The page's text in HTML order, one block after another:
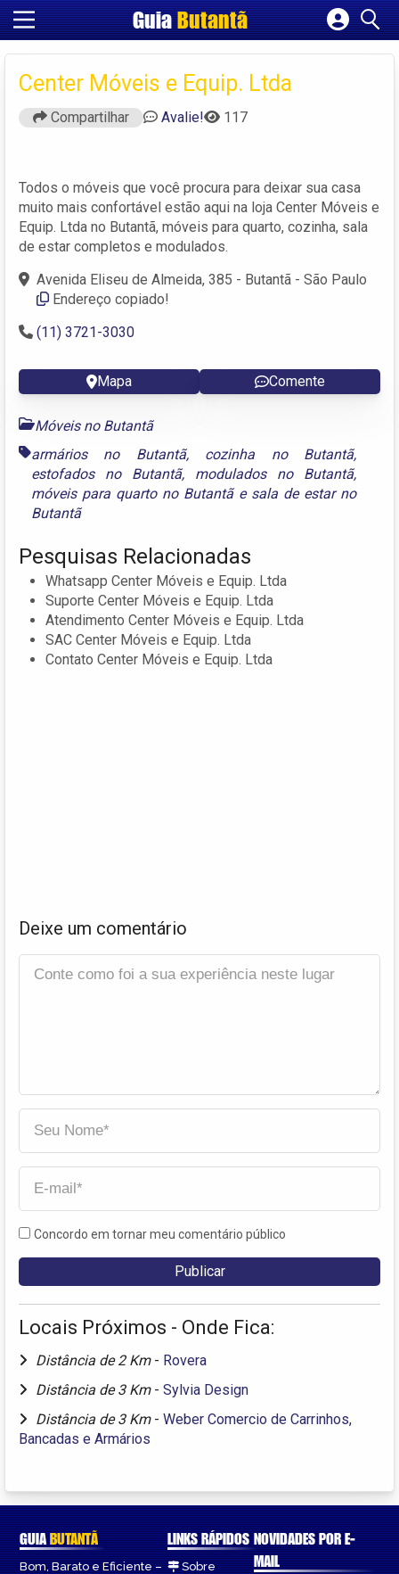
GuiaButantã
Cadastrar empresa
Criar conta
Center Móveis e Equip. Ltda
Compartilhar Avalie! 117
Todos o móveis que você procura para deixar sua casa
muito mais confortável estão aqui na loja Center Móveis e
Equip. Ltda no Butantã, móveis para quarto, cozinha, sala
de estar completos e modulados.
Avenida Eliseu de Almeida, 385 - Butantã - São Paulo
Endereço copiado!
(11) 3721-3030
Mapa Comente
Móveis no Butantã
armários no Butantã, cozinha no Butantã,
estofados no Butantã, modulados no Butantã,
móveis para quarto no Butantãe sala de estar no
Butantã
Pesquisas Relacionadas
Whatsapp Center Móveis e Equip. Ltda
Suporte Center Móveis e Equip. Ltda
Atendimento Center Móveis e Equip. Ltda
SAC Center Móveis e Equip. Ltda
Contato Center Móveis e Equip. Ltda
Deixe um comentário
Concordo em tornar meu comentário público
Locais Próximos - Onde Fica:
Distância de 2 Km - Rovera
Distância de 3 Km - Sylvia Design
Distância de 3 Km - Weber Comercio de Carrinhos,
Bancadas e Armários
GUIABUTANTÃ
Bom, Barato e Eficiente –
LINKS RÁPIDOS
Sobre
NOVIDADES POR E-
MAIL